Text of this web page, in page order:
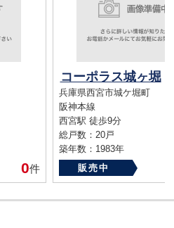
0件
コーポラス城ヶ堀
兵庫県西宮市城ケ堀町
阪神本線
西宮駅 徒歩9分
総戸数：20戸
築年数：1983年
販売中